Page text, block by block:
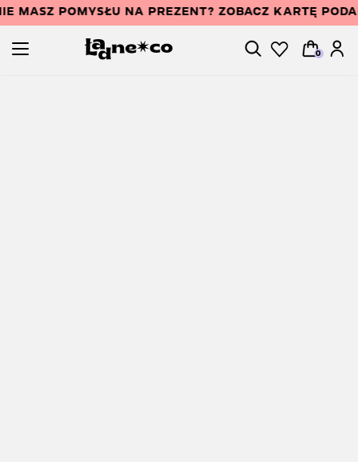
MASZ POMYSŁU NA PREZENT? ZOBACZ KARTĘ
0